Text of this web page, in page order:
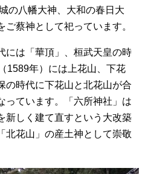
の八幡大神、大和の春日大
蔡神として祀っています。
には「華頂」、桓武天皇の時
1589年）には上花山、下花
の時代に下花山と北花山が合
っています。「六所神社」は
新しく建て直すという大改築
北花山」の産土神として崇敬